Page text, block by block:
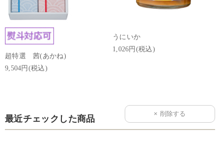
超特選 茜(あかね)
9,504円(税込)
うにいか
1,026円(税込)
最近チェックした商品